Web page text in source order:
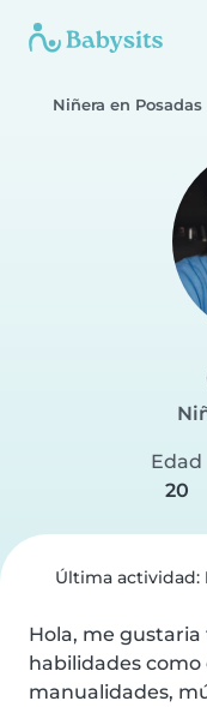
Niñera en Posadas
Edad
20
Última actividad:
Hola, me
habilidades
manualidades,